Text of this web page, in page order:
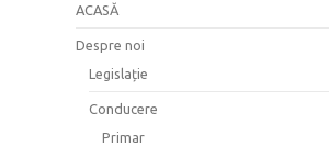
ACASĂ
Despre noi
Legislație
Conducere
Primar